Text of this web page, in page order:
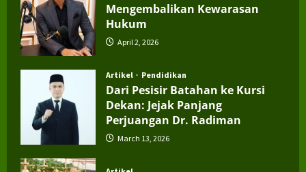
Mengembalikan Kewarasan
Hukum
April 2, 2026
Artikel Pendidikan
Dari Pesisir Batahan ke Kursi
Dekan: Jejak Panjang
Perjuangan Dr. Radiman
March 13, 2026